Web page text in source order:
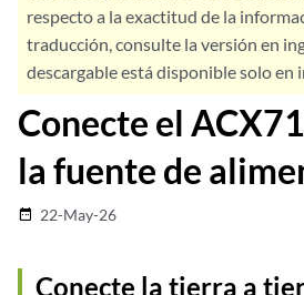
respecto a la exactitud de la
traducción, consulte la versión en
descargable está disponible solo en
Conecte el
la fuente de
date_range 22-May-26
Conecte la tierra a